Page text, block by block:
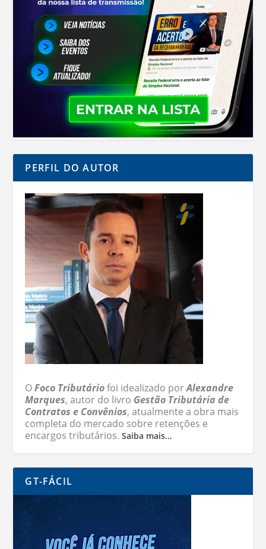
PERFIL DO AUTOR
OFoco Tributáriofoi idealizado porAlexandre
Marques, autor do livro Gestão Tributária de
Contratos e Convênios, atualmente a obra mais
completa do mercado sobre retenções e
encargos tributários.Saiba mais…
GT-FÁCIL